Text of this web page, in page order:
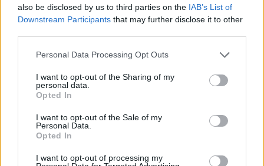
also be disclosed by us to third parties on the IAB’s List of
Downstream Participants that may further disclose it to other
Please note that this website/app uses one or more Google
not limited to your visit or usage behaviour. You may click to
grant or deny consent to Google and its third-party tags to
use your data for below specified purposes in below Google
consent section.
Personal Data Processing Opt Outs
I want to opt-out of the Sharing of my
personal data.
Opted In
I want to opt-out of the Sale of my
Personal Data.
Opted In
I want to opt-out of processing my
útfelújítás Pestszentlőrinc
Szinte teljes hosszában megújítják a Lakatos úti
lakótelep legfontosabb utcáját
amelynek komplex burkolatmegújításáért felel a Profunda Bau.